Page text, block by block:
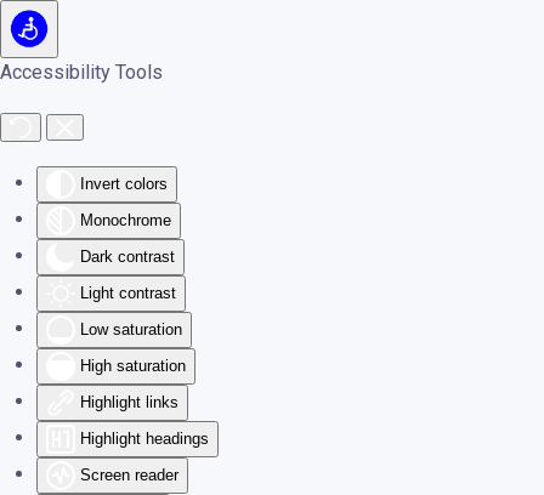
Accessibility Tools
Invert colors
Monochrome
Dark contrast
Light contrast
Low saturation
High saturation
Highlight links
Highlight headings
Screen reader
Skip to main content